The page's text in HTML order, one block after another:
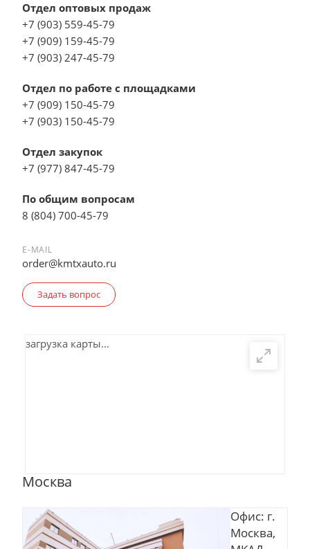
Отдел оптовых продаж
+7 (903) 559-45-79
+7 (909) 159-45-79
+7 (903) 247-45-79
Отдел по работе с площадками
+7 (909) 150-45-79
+7 (903) 150-45-79
Отдел закупок
+7 (977) 847-45-79
По общим вопросам
8 (804) 700-45-79
E-MAIL
order@kmtxauto.ru
Задать вопрос
загрузка карты...
Москва
Офис: г.
Москва,